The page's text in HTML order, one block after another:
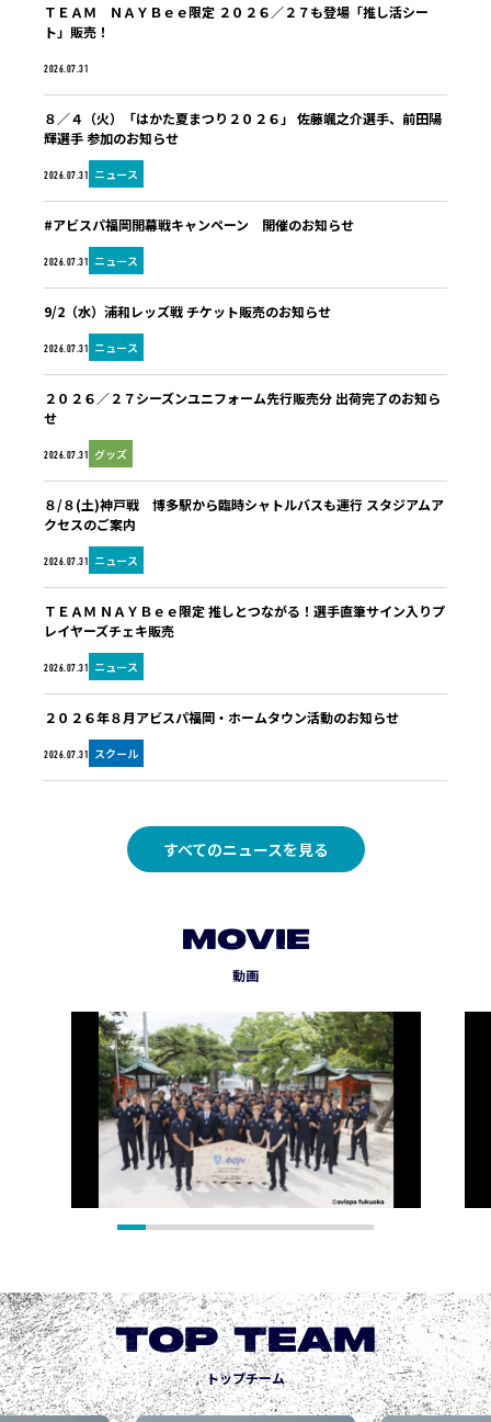
2026.07.31
ＴＥＡＭ ＮＡＹＢｅｅ限定 ２０２６／２７も登場「推し活シー
ト」販売！
2026.07.31 ニュース
８／４（火）「はかた夏まつり２０２６」 佐藤颯之介選手、前田陽
輝選手 参加のお知らせ
2026.07.31 ニュース
#アビスパ福岡開幕戦キャンペーン 開催のお知らせ
2026.07.31 ニュース
9/2（水）浦和レッズ戦 チケット販売のお知らせ
2026.07.31 グッズ
２０２６／２７シーズンユニフォーム先行販売分 出荷完了のお知ら
せ
2026.07.31 ニュース
８/８(土)神戸戦 博多駅から臨時シャトルバスも運行 スタジアムア
クセスのご案内
2026.07.31 ニュース
ＴＥＡＭ ＮＡＹＢｅｅ限定 推しとつながる！選手直筆サイン入りプ
レイヤーズチェキ販売
2026.07.31 スクール
２０２６年８月アビスパ福岡・ホームタウン活動のお知らせ
すべてのニュースを見る
MOVIE
動画
TOP TEAM
トップチーム